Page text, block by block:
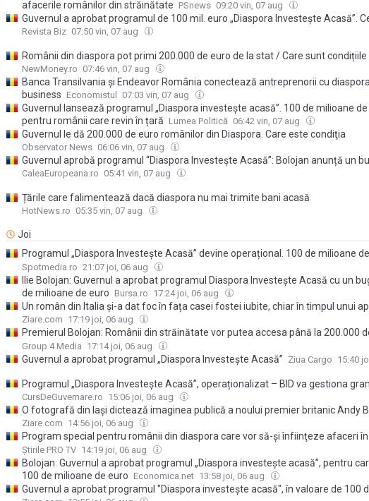
afacerile românilor din străinătate PSnews 09:20 vin, 07 aug
Guvernul a aprobat programul de 100 mil. euro „Diaspora Investește Acasă”.
pot primi cei care vor să deschidă afaceri în România
Revista Biz 07:50 vin, 07 aug
Românii din diaspora pot primi 200.000 de euro de la stat / Care sunt condițiile
NewMoney.ro 07:46 vin, 07 aug
Banca Transilvania și Endeavor România conectează antreprenorii cu
business Economistul 07:03 vin, 07 aug
Guvernul lansează programul „Diaspora investește acasă”. 100 de milioane
pentru românii care revin în țară Lumea Politică 06:42 vin, 07 aug
Guvernul le dă 200.000 de euro românilor din Diaspora. Care este condiţia
Observator News 06:06 vin, 07 aug
Guvernul aprobă programul “Diaspora Investește Acasă”: Bolojan anunță un
100 de milioane de euro pentru românii din străinătate care deschid afaceri în
CaleaEuropeana.ro 05:41 vin, 07 aug
Țările care falimentează dacă diaspora nu mai trimite bani acasă
HotNews.ro 05:35 vin, 07 aug
Joi
Programul „Diaspora Investește Acasă” devine operațional. 100 de milioane
pentru românii din străinătate care vor să deschidă afaceri acasă
Spotmedia.ro 21:07 joi, 06 aug
Ilie Bolojan: Guvernul a aprobat programul Diaspora Investeşte Acasă cu un
de milioane de euro Bursa.ro 17:24 joi, 06 aug
Un român din Italia și-a dat foc în fața casei fostei iubite, chiar în timpul unui
Starea bărbatului este critică
Ziare.com 17:19 joi, 06 aug
Premierul Bolojan: Românii din străinătate vor putea accesa până la 200.000
dacă doresc să își deschidă o afacere în România / Guvernul a aprobat
„Diaspora Investește Acasă”
Group 4 Media 17:14 joi, 06 aug
Guvernul a aprobat programul „Diaspora Investește Acasă” Ziua Cargo 15:40
Programul „Diaspora Investește Acasă”, operaționalizat – BID va gestiona
100 mil. € pentru antreprenorii români plecați în străinătate
CursDeGuvernare.ro 15:06 joi, 06 aug
O fotografă din Iași dictează imaginea publică a noului premier britanic Andy
Românca a lucrat și pentru Keir Starmer și The Guardian FOTO
Ziare.com 14:56 joi, 06 aug
Program special pentru românii din diaspora care vor să-şi înfiinţeze afaceri
Bolojan: „Maximum 200.000 de euro”
Știrile PRO TV 14:19 joi, 06 aug
Bolojan: Guvernul a aprobat programul „Diaspora investeşte acasă”, pentru
100 de milioane de euro Economica.net 13:58 joi, 06 aug
Guvernul a aprobat programul "Diaspora investește acasă", în valoare de 100